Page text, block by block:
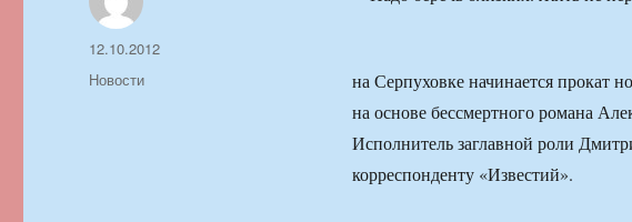
на Серпуховке начинается прокат
на основе бессмертного романа
Исполнитель заглавной роли
корреспонденту «Известий».
Автор
Опубликовано
12.10.2012
Рубрики
Новости